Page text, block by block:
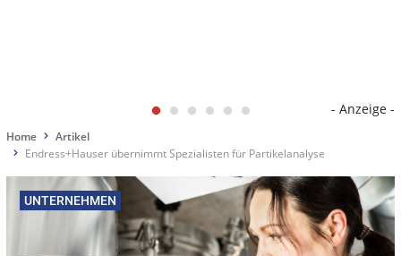
- Anzeige -
Home
Artikel
Endress+Hauser übernimmt Spezialisten für Partikelanalyse
UNTERNEHMEN